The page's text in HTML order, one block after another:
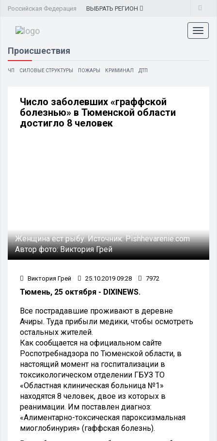
Российская Федерация ВЫБРАТЬ РЕГИОН
Происшествия
ЧП СИЛОВЫЕ СТРУКТУРЫ ПОЖАРЫ КРИМИНАЛ ДТП
Число заболевших «граффской
болезнью» в Тюменской области
достигло 8 человек
Женщина ест рыбу.Источник:Pishhevarenie.com
Автор фото:Виктория Грей
Виктория Грей 25.10.2019 09:28 7972
Тюмень, 25 октября - DIXINEWS.
Все пострадавшие проживают в деревне
Ачиры. Туда прибыли медики, чтобы осмотреть
остальных жителей.
Как сообщается на официальном сайте
Роспотребнадзора по Тюменской области, в
настоящий момент на госпитализации в
токсикологическом отделении ГБУЗ ТО
«Областная клиническая больница №1»
находятся 8 человек, двое из которых в
реанимации. Им поставлен диагноз:
«Алиментарно-токсическая пароксизмальная
миоглобинурия» (гаффская болезнь).